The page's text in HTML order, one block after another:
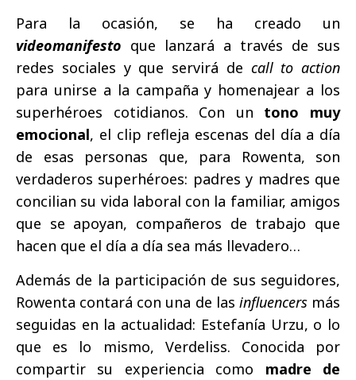
Para la ocasión, se ha creado un
videomanifesto que lanzará a través de sus
redes sociales y que servirá de call to action
para unirse a la campaña y homenajear a los
superhéroes cotidianos. Con un tono muy
emocional, el clip refleja escenas del día a día
de esas personas que, para Rowenta, son
verdaderos superhéroes: padres y madres que
concilian su vida laboral con la familiar, amigos
que se apoyan, compañeros de trabajo que
hacen que el día a día sea más llevadero…
Además de la participación de sus seguidores,
Rowenta contará con una de las influencersmás
seguidas en la actualidad: Estefanía Urzu, o lo
que es lo mismo, Verdeliss. Conocida por
compartir su experiencia como madre de